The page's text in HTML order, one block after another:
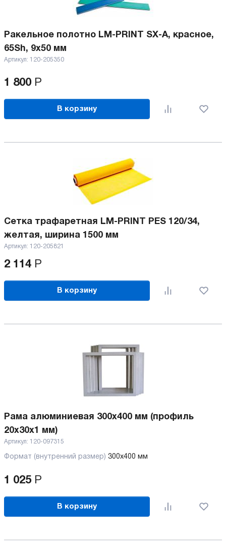
Ракельное полотно LM-PRINT SX-A, красное,
65Sh, 9x50 мм
Артикул: 120-205350
1 800 Р
В корзину
Сетка трафаретная LM-PRINT PES 120/34,
желтая, ширина 1500 мм
Артикул: 120-205821
2 114 Р
В корзину
Рама алюминиевая 300х400 мм (профиль
20х30х1 мм)
Артикул: 120-097315
Формат (внутренний размер) 300х400 мм
1 025 Р
В корзину